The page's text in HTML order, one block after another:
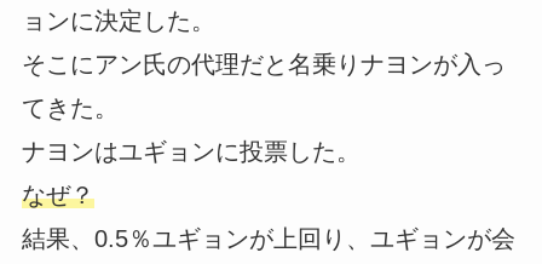
ョンに決定した。
そこにアン氏の代理だと名乗りナヨンが入っ
てきた。
ナヨンはユギョンに投票した。
なぜ？
結果、0.5％ユギョンが上回り、ユギョンが会